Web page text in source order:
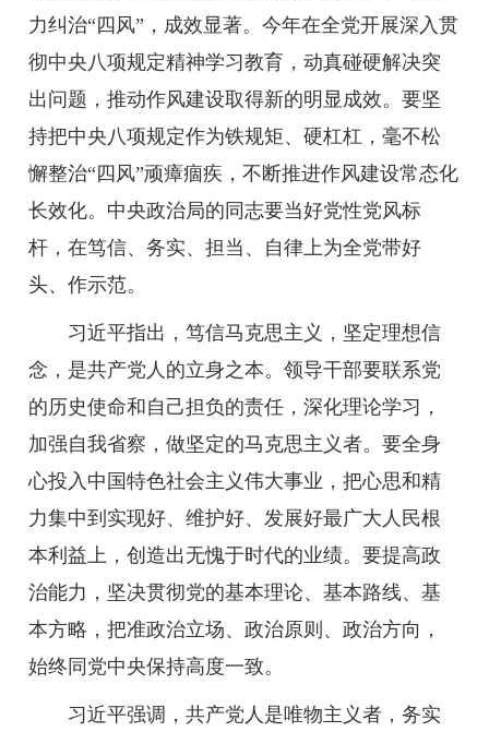
力纠治“四风”，成效显著。今年在全党开展深入贯
彻中央八项规定精神学习教育，动真碰硬解决突
出问题，推动作风建设取得新的明显成效。要坚
持把中央八项规定作为铁规矩、硬杠杠，毫不松
懈整治“四风”顽瘴痼疾，不断推进作风建设常态化
长效化。中央政治局的同志要当好党性党风标
杆，在笃信、务实、担当、自律上为全党带好
头、作示范。
习近平指出，笃信马克思主义，坚定理想信
念，是共产党人的立身之本。领导干部要联系党
的历史使命和自己担负的责任，深化理论学习，
加强自我省察，做坚定的马克思主义者。要全身
心投入中国特色社会主义伟大事业，把心思和精
力集中到实现好、维护好、发展好最广大人民根
本利益上，创造出无愧于时代的业绩。要提高政
治能力，坚决贯彻党的基本理论、基本路线、基
本方略，把准政治立场、政治原则、政治方向，
始终同党中央保持高度一致。
习近平强调，共产党人是唯物主义者，务实